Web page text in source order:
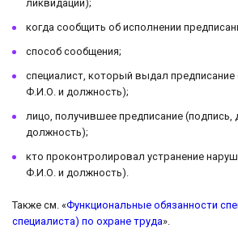
ликвидации);
когда сообщить об исполнении
способ сообщения;
специалист, который выдал предписание
Ф.И.О. и должность);
лицо, получившее предписание (подпись,
должность);
кто проконтролировал устранение
Ф.И.О. и должность).
Также см. «Функциональные обязанности
специалиста) по охране труда».